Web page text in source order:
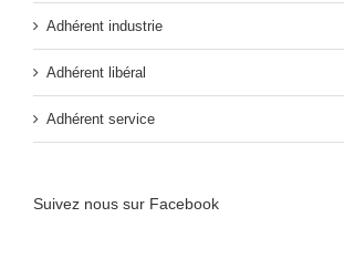
Adhérent industrie
Adhérent libéral
Adhérent service
Suivez nous sur Facebook